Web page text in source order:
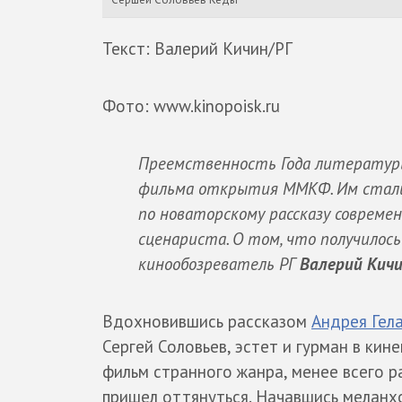
Текст: Валерий Кичин/РГ
Фото: www.kinopoisk.ru
Преемственность Года
фильма открытия ММКФ. Им стали
по новаторскому рассказу
сценариста. О том, что
кинообозреватель РГВалерий
Вдохновившись рассказом Андрея
Сергей Соловьев, эстет и гурман в
фильм странного жанра, менее всего
пришел оттянуться. Начавшись